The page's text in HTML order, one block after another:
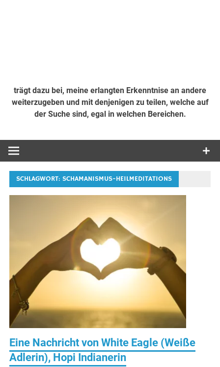
trägt dazu bei, meine erlangten Erkenntnise an andere
weiterzugeben und mit denjenigen zu teilen, welche auf
der Suche sind, egal in welchen Bereichen.
SCHLAGWORT: SCHAMANISMUS-HEILMEDITATIONS
Eine Nachricht von White Eagle (Weiße
Adlerin), Hopi Indianerin